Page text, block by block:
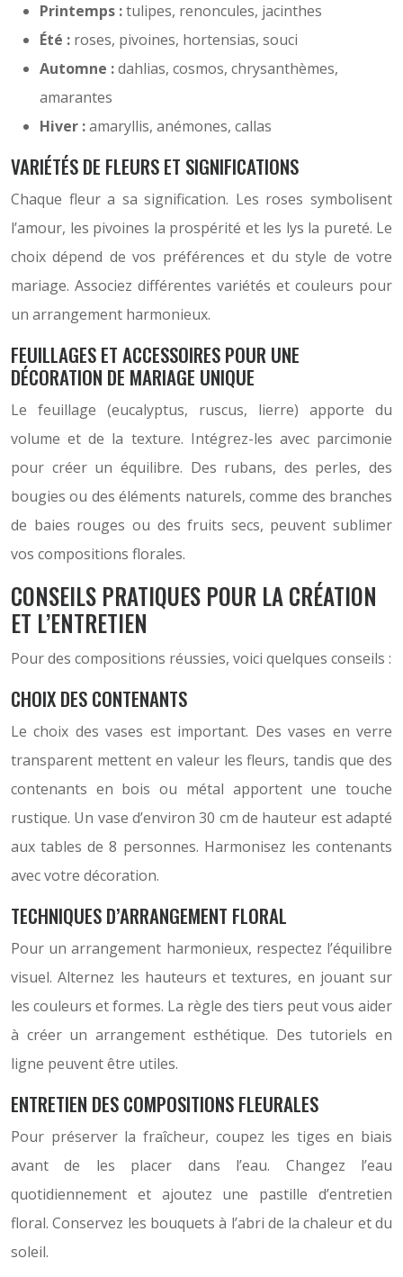
Printemps :tulipes, renoncules, jacinthes
Été : roses, pivoines, hortensias, souci
Automne :dahlias, cosmos, chrysanthèmes,
amarantes
Hiver :amaryllis, anémones, callas
VARIÉTÉS DE FLEURS ET SIGNIFICATIONS
Chaque fleur a sa signification. Les roses symbolisent
l’amour, les pivoines la prospérité et les lys la pureté. Le
choix dépend de vos préférences et du style de votre
mariage. Associez différentes variétés et couleurs pour
un arrangement harmonieux.
FEUILLAGES ET ACCESSOIRES POUR UNE
DÉCORATION DE MARIAGE UNIQUE
Le feuillage (eucalyptus, ruscus, lierre) apporte du
volume et de la texture. Intégrez-les avec parcimonie
pour créer un équilibre. Des rubans, des perles, des
bougies ou des éléments naturels, comme des branches
de baies rouges ou des fruits secs, peuvent sublimer
vos compositions florales.
CONSEILS PRATIQUES POUR LA CRÉATION
ET L’ENTRETIEN
Pour des compositions réussies, voici quelques conseils :
CHOIX DES CONTENANTS
Le choix des vases est important. Des vases en verre
transparent mettent en valeur les fleurs, tandis que des
contenants en bois ou métal apportent une touche
rustique. Un vase d’environ 30 cm de hauteur est adapté
aux tables de 8 personnes. Harmonisez les contenants
avec votre décoration.
TECHNIQUES D’ARRANGEMENT FLORAL
Pour un arrangement harmonieux, respectez l’équilibre
visuel. Alternez les hauteurs et textures, en jouant sur
les couleurs et formes. La règle des tiers peut vous aider
à créer un arrangement esthétique. Des tutoriels en
ligne peuvent être utiles.
ENTRETIEN DES COMPOSITIONS FLEURALES
Pour préserver la fraîcheur, coupez les tiges en biais
avant de les placer dans l’eau. Changez l’eau
quotidiennement et ajoutez une pastille d’entretien
floral. Conservez les bouquets à l’abri de la chaleur et du
soleil.